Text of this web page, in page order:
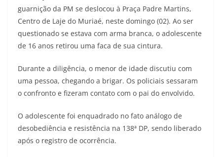
guarnição da PM se deslocou à Praça Padre Martins,
Centro de Laje do Muriaé, neste domingo (02). Ao ser
questionado se estava com arma branca, o adolescente
de 16 anos retirou uma faca de sua cintura.
Durante a diligência, o menor de idade discutiu com
uma pessoa, chegando a brigar. Os policiais sessaram
o confronto e fizeram contato com o pai do envolvido.
O adolescente foi enquadrado no fato análogo de
desobediência e resistência na 138ª DP, sendo liberado
após o registro de ocorrência.